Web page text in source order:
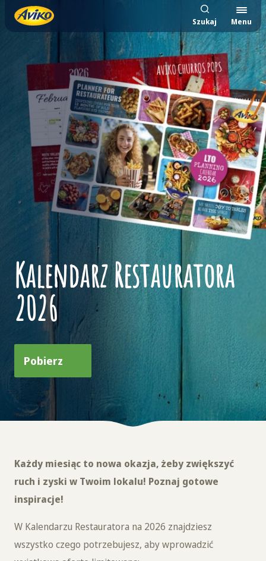
Szukaj Menu
Kalendarz Restauratora
2026
Pobierz
Każdy miesiąc to nowa okazja, żeby zwiększyć
ruch i zyski w Twoim lokalu! Poznaj gotowe
inspiracje!
W Kalendarzu Restauratora na 2026 znajdziesz
wszystko czego potrzebujesz, aby wprowadzić